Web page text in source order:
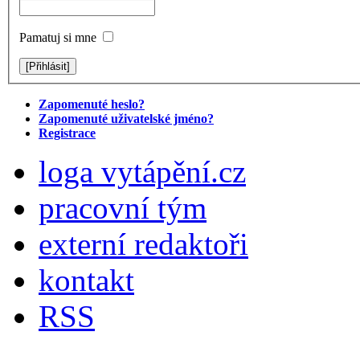
Pamatuj si mne
Zapomenuté heslo?
Zapomenuté uživatelské jméno?
Registrace
loga vytápění.cz
pracovní tým
externí redaktoři
kontakt
RSS